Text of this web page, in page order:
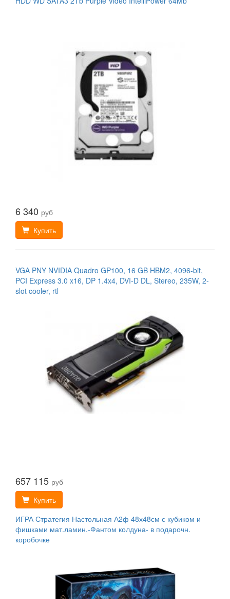
6 340 руб
Купить
VGA PNY NVIDIA Quadro GP100, 16 GB HBM2, 4096-bit,
PCI Express 3.0 x16, DP 1.4x4, DVI-D DL, Stereo, 235W, 2-
slot cooler, rtl
657 115 руб
Купить
ИГРА Стратегия Настольная А2ф 48х48см с кубиком и
фишками мат.ламин.-Фантом колдуна- в подарочн.
коробочке